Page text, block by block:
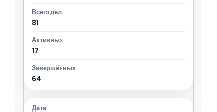
81
17
64